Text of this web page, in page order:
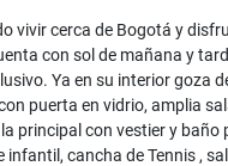
vivir cerca de Bogotá y
con sol de mañana y
Ya en su interior goza
puerta en vidrio, amplia
principal con vestier y
infantil, cancha de Tennis ,